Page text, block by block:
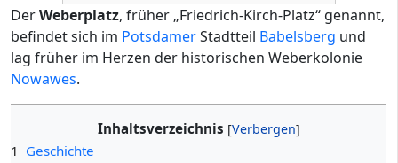
DerWeberplatz, früher „Friedrich-Kirch-Platz“ genannt,
befindet sich im PotsdamerStadtteil Babelsberg und
lag früher im Herzen der historischen Weberkolonie
Nowawes.
Inhaltsverzeichnis
1 Geschichte